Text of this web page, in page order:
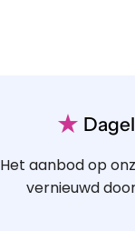
★
Het aanbod op
vernieuwd